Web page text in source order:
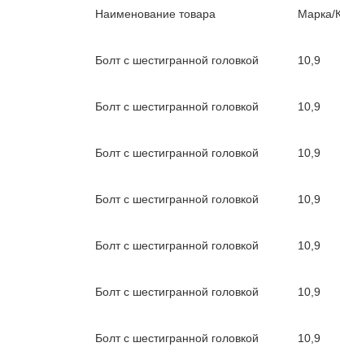
Наименование товара Марка/
Болт с шестигранной головкой 10,9
Болт с шестигранной головкой 10,9
Болт с шестигранной головкой 10,9
Болт с шестигранной головкой 10,9
Болт с шестигранной головкой 10,9
Болт с шестигранной головкой 10,9
Болт с шестигранной головкой 10,9